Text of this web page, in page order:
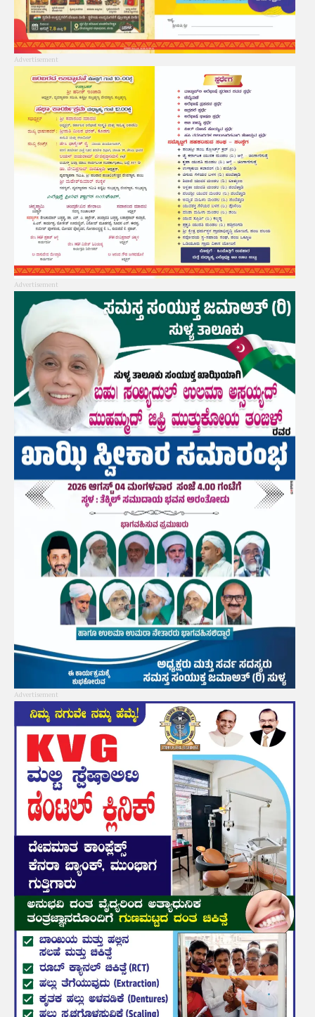
Advertisement
Advertisement
Advertisement